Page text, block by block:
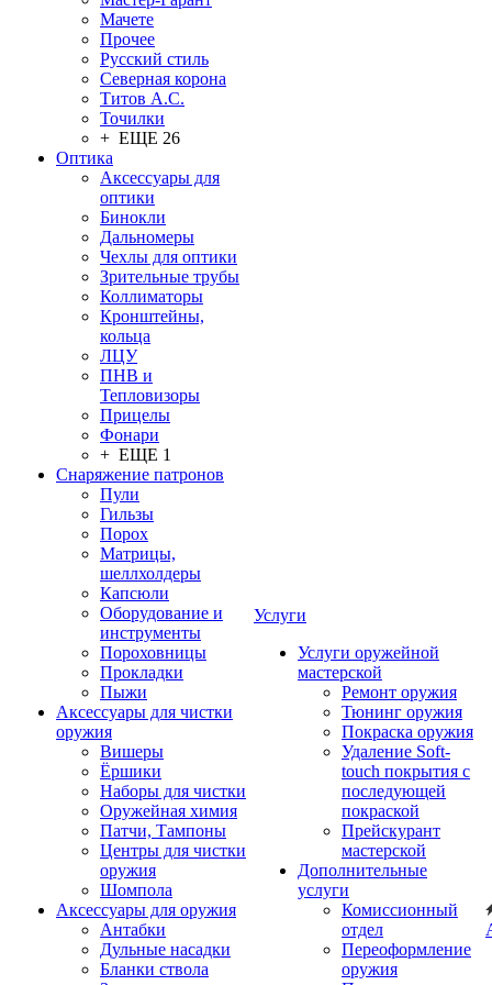
Мачете
Прочее
Русский стиль
Северная корона
Титов А.С.
Точилки
+ ЕЩЕ 26
Оптика
Аксессуары для
оптики
Бинокли
Дальномеры
Чехлы для оптики
Зрительные трубы
Коллиматоры
Кронштейны,
кольца
ЛЦУ
ПНВ и
Тепловизоры
Прицелы
Фонари
+ ЕЩЕ 1
Снаряжение патронов
Пули
Гильзы
Порох
Матрицы,
шеллхолдеры
Капсюли
Оборудование и
инструменты
Пороховницы
Прокладки
Пыжи
Аксессуары для чистки
оружия
Вишеры
Ёршики
Наборы для чистки
Оружейная химия
Патчи, Тампоны
Центры для чистки
оружия
Шомпола
Аксессуары для оружия
Антабки
Дульные насадки
Бланки ствола
Услуги
Услуги оружейной
мастерской
Ремонт оружия
Тюнинг оружия
Покраска оружия
Удаление Soft-
touch покрытия с
последующей
покраской
Прейскурант
мастерской
Дополнительные
услуги
Комиссионный
отдел
Переоформление
оружия